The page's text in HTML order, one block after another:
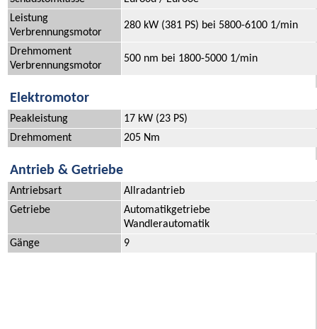
Leistung
Verbrennungsmotor
280 kW (381 PS) bei 5800-6100 1/min
Drehmoment
Verbrennungsmotor
500 nm bei 1800-5000 1/min
Elektromotor
Peakleistung
17 kW (23 PS)
Drehmoment
205 Nm
Antrieb & Getriebe
Antriebsart
Allradantrieb
Getriebe
Automatikgetriebe
Wandlerautomatik
Gänge
9